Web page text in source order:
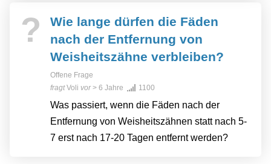
?
Wie lange dürfen die Fäden
nach der Entfernung von
Weisheitszähne verbleiben?
Offene Frage
fragtVoli vor> 6 Jahre 1100
Was passiert, wenn die Fäden nach der
Entfernung von Weisheitszähnen statt nach 5-
7 erst nach 17-20 Tagen entfernt werden?